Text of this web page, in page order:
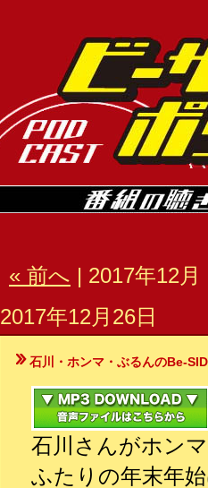
« 前へ | 2017年12
2017年12月26日
石川・ホンマ・ぶるんのBe-
石川さんがホン
ふたりの年末年